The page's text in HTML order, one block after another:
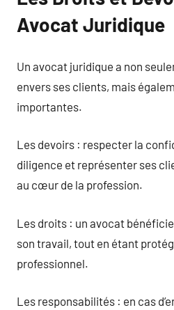
Avocat Juridique
Un avocat juridique a non
envers ses clients, mais
importantes.
Les devoirs : respecter la
diligence et représenter ses
au cœur de la profession.
Les droits : un avocat
son travail, tout en étant
professionnel.
Les responsabilités : en cas